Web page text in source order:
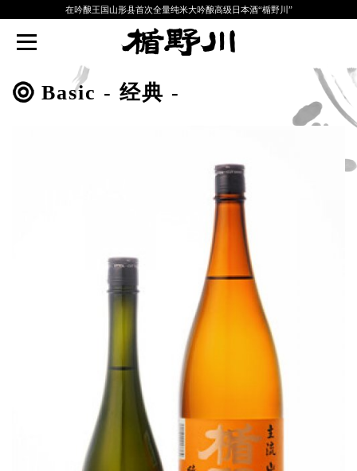
在吟酿王国山形县首次全量纯米大吟酿高级日本酒“楯野川”
Basic - 经典 -